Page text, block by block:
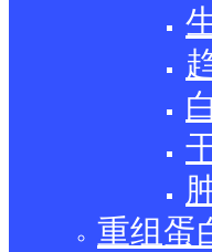
重组蛋